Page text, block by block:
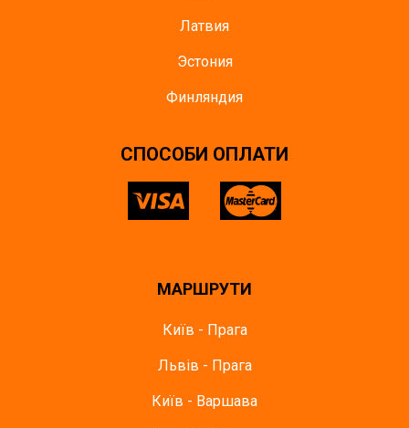
Латвия
Эстония
Финляндия
СПОСОБИ ОПЛАТИ
МАРШРУТИ
Київ - Прага
Львів - Прага
Київ - Варшава